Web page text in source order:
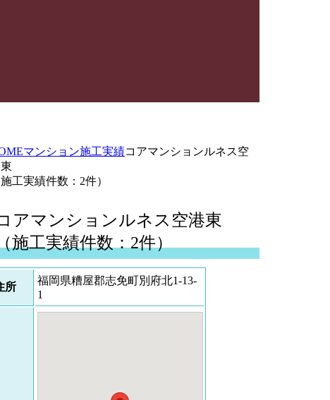
マンション施工実績コアマンションルネス空
工実績件数：2件）
アマンションルネス空港東
施工実績件数：2件）
所
福岡県糟屋郡志免町別府北1-13-
1